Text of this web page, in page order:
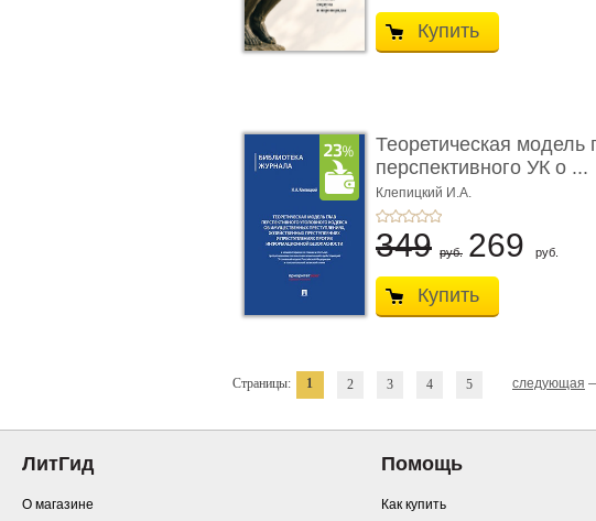
Купить
Теоретическая модель
перспективного УК о ...
Клепицкий И.А.
349 руб. 269 руб.
Купить
Страницы: 1 2 3 4 5 следующая
ЛитГид
О магазине
Помощь
Как купить